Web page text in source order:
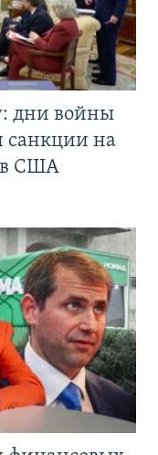
дни войны
санкции на
в США